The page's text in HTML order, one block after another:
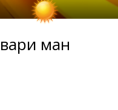
ман